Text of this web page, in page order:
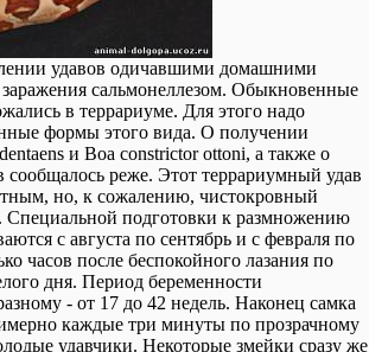
удавов одичавшими домашними
сальмонеллезом. Обыкновенные
в террариуме. Для этого надо
формы этого вида. О получении
и Boa constrictor ottoni, а также о
сообщалось реже. Этот террариумный удав
но, к сожалению, чистокровный
Специальной подготовки к размножению
с августа по сентябрь и с февраля по
часов после беспокойного лазания по
дня. Период беременности
- от 17 до 42 недель. Наконец самка
каждые три минуты по прозрачному
удавчики. Некоторые змейки сразу же